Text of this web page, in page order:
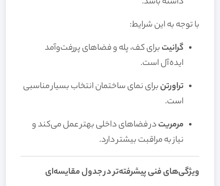
با توجه به این شرایط:
گرانیتبرای کف، پله و فضاهای پررفت‌وآمد
ایده‌آل است.
تراورتنبرای نمای ساختمان انتخاب بسیار مناسبی
است.
مرمریتدر فضاهای داخلی بهتر عمل می‌کند و
نیاز به مراقبت بیشتر دارد.
ویژگی‌های فنی پیشرفته‌تر در جدول مقایسه‌ای